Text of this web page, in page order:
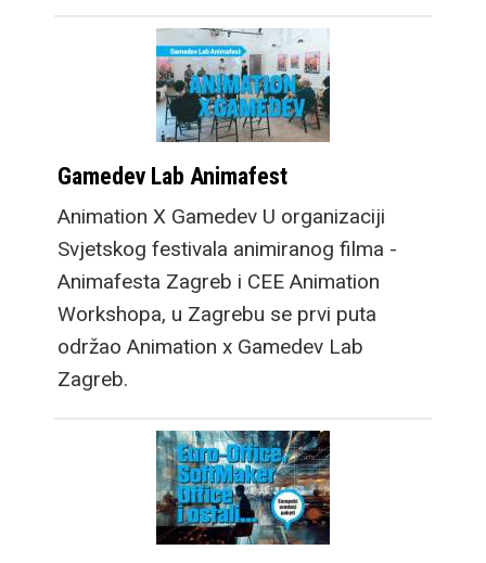
Gamedev Lab Animafest
Animation X Gamedev U organizaciji
Svjetskog festivala animiranog filma -
Animafesta Zagreb i CEE Animation
Workshopa, u Zagrebu se prvi puta
održao Animation x Gamedev Lab
Zagreb.